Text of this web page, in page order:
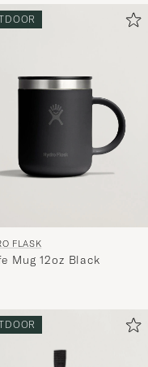
FLASK
Mug 12oz Black